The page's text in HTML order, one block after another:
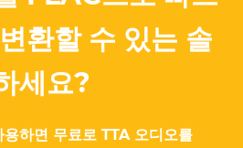
환할 수 있는 솔
세요?
하면 무료로 TTA 오디오를